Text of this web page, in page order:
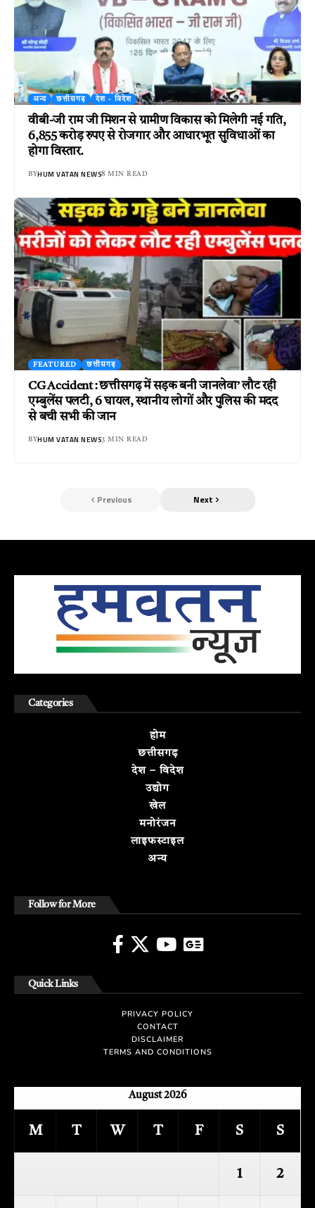
अन्य छत्तीसगढ़ देश - विदेश
वीबी-जी राम जी मिशन से ग्रामीण विकास को मिलेगी नई गति,
6,855 करोड़ रुपए से रोजगार और आधारभूत सुविधाओं का
होगा विस्तार.
BYHUM VATAN NEWS8 MIN READ
FEATURED छत्तीसगढ़
CG Accident : छत्तीसगढ़ में सड़क बनी जानलेवा’ लौट रही
एम्बुलेंस पलटी, 6 घायल, स्थानीय लोगों और पुलिस की मदद
से बची सभी की जान
BYHUM VATAN NEWS3 MIN READ
Previous Next
Categories
होम
छत्तीसगढ़
देश – विदेश
उद्योग
खेल
मनोरंजन
लाइफस्टाइल
अन्य
Follow for More
Quick Links
PRIVACY POLICY
CONTACT
DISCLAIMER
TERMS AND CONDITIONS
August 2026
M T W T F S S
1 2